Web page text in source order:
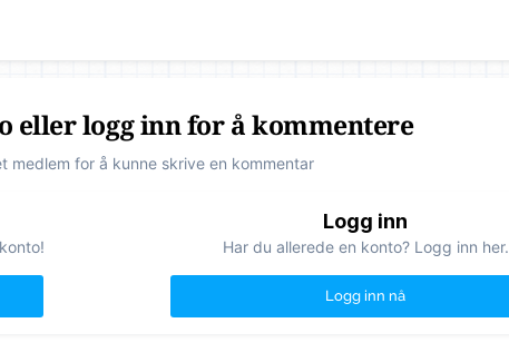
eller logg inn for å kommentere
medlem for å kunne skrive en kommentar
Logg inn
Har du allerede en konto? Logg inn her.
Logg inn nå